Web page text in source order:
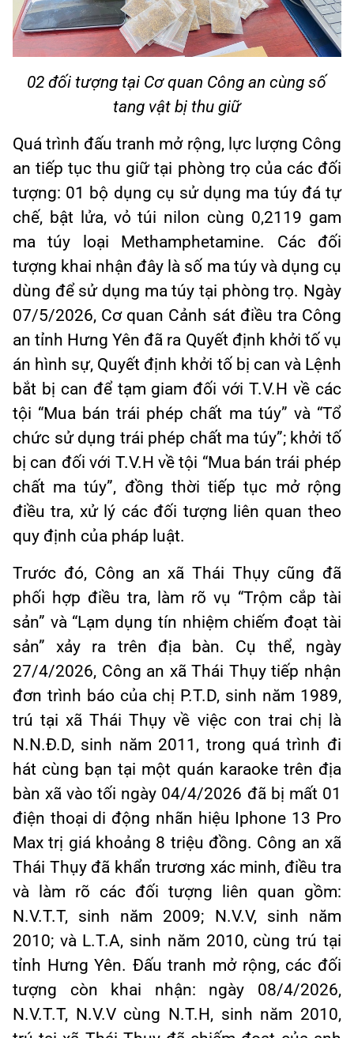
02đối tượng tại Cơ quan Công an cùng số
tang vật bị thu giữ
Quá trình đấu tranh mở rộng, lực lượng Công
an tiếp tục thu giữ tại phòng trọ của các đối
tượng: 01 bộ dụng cụ sử dụng ma túy đá tự
chế, bật lửa, vỏ túi nilon cùng 0,2119 gam
ma túy loại Methamphetamine. Các đối
tượng khai nhận đây là số ma túy và dụng cụ
dùng để sử dụng ma túy tại phòng trọ. Ngày
07/5/2026, Cơ quan Cảnh sát điều tra Công
an tỉnh Hưng Yên đã ra Quyết định khởi tố vụ
án hình sự, Quyết định khởi tố bị can và Lệnh
bắt bị can để tạm giam đối với T.V.H về các
tội “Mua bán trái phép chất ma túy” và “Tổ
chức sử dụng trái phép chất ma túy”; khởi tố
bị can đối với T.V.H về tội “Mua bán trái phép
chất ma túy”, đồng thời tiếp tục mở rộng
điều tra, xử lý các đối tượng liên quan theo
quy định của pháp luật.
Trước đó, Công an xã Thái Thụy cũng đã
phối hợp điều tra, làm rõ vụ “Trộm cắp tài
sản” và “Lạm dụng tín nhiệm chiếm đoạt tài
sản” xảy ra trên địa bàn. Cụ thể, ngày
27/4/2026, Công an xã Thái Thụy tiếp nhận
đơn trình báo của chị P.T.D, sinh năm 1989,
trú tại xã Thái Thụy về việc con trai chị là
N.N.Đ.D, sinh năm 2011, trong quá trình đi
hát cùng bạn tại một quán karaoke trên địa
bàn xã vào tối ngày 04/4/2026 đã bị mất 01
điện thoại di động nhãn hiệu Iphone 13 Pro
Max trị giá khoảng 8 triệu đồng. Công an xã
Thái Thụy đã khẩn trương xác minh, điều tra
và làm rõ các đối tượng liên quan gồm:
N.V.T.T, sinh năm 2009; N.V.V, sinh năm
2010; và L.T.A, sinh năm 2010, cùng trú tại
tỉnh Hưng Yên. Đấu tranh mở rộng, các đối
tượng còn khai nhận: ngày 08/4/2026,
N.V.T.T, N.V.V cùng N.T.H, sinh năm 2010,